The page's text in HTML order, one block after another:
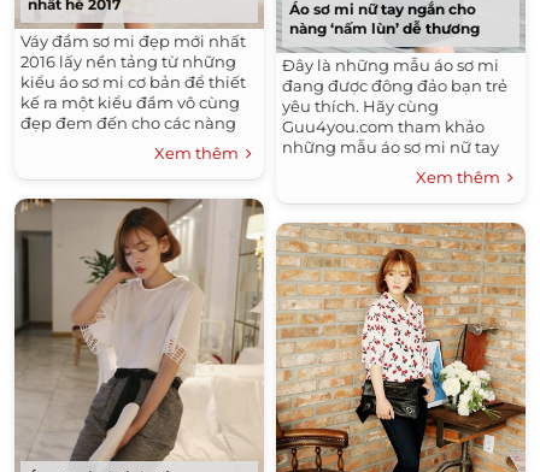
Bộ Sưu Tập Thời Trang Nam Đẹp
Áo Thun Nam Đẹp
Tóc Ngắn Ngang Vai Đẹp
Kiểu Tóc Nam Đẹp
Áo Sơ Mi Nữ Công Sở Đẹp Hàn Quốc 2016
Tóc Xoăn Đẹp
Đầm Đẹp - Váy Đẹp Công Sở Hàn Quốc 2016
Áo Sơ Mi Nam Đẹp
Tóc Tết Đẹp
Áo Khoác Nam Đẹp Hàn Quốc 2015 - 2016 Ấm Áp
Không Lạnh
Tóc Dài Đẹp
Những Kiểu Tóc Nam Đẹp
Tóc Uốn Xoăn Đẹp
Thời Trang Thu Đông Hàn Quốc 2015 - 2016
Tóc Ngắn Đẹp
Thời Trang Hè
Kiểu Tóc Đẹp
nhất hè 2017
Váy đầm sơ mi đẹp mới nhất
2016 lấy nền tảng từ những
kiểu áo sơ mi cơ bản để thiết
kế ra một kiểu đầm vô cùng
đẹp đem đến cho các nàng
thêm một sự lựa chọn cho
Xem thêm
Áo sơ mi nữ tay ngắn cho
nàng ‘nấm lùn’ dễ thương
Đây là những mẫu áo sơ mi
đang được đông đảo bạn trẻ
yêu thích. Hãy cùng
Guu4you.com tham khảo
những mẫu áo sơ mi nữ tay
ngắn đẹp dưới đây và chọn
cho mình một chiếc nhé!
Xem thêm